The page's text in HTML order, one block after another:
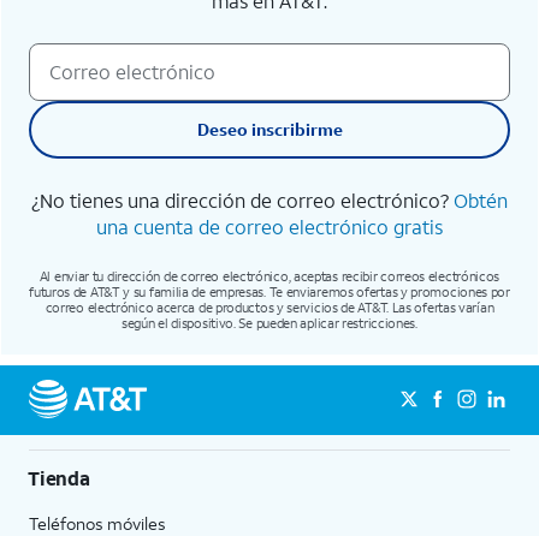
Deseo inscribirme
¿No tienes una dirección de correo electrónico?Obtén
una cuenta de correo electrónico gratis
Al enviar tu dirección de correo electrónico, aceptas recibir correos electrónicos
futuros de AT&T y su familia de empresas. Te enviaremos ofertas y promociones por
correo electrónico acerca de productos y servicios de AT&T. Las ofertas varían
según el dispositivo. Se pueden aplicar restricciones.
Tienda
Teléfonos móviles